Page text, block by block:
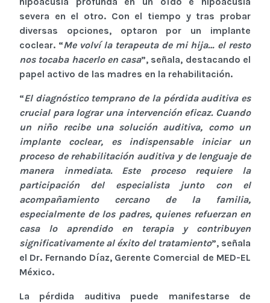
severa en el otro. Con el tiempo y tras probar
diversas opciones, optaron por un implante
coclear. “Me volví la terapeuta de mi hija… el resto
nos tocaba hacerlo en casa”, señala, destacando el
papel activo de las madres en la rehabilitación.
“El diagnóstico temprano de la pérdida auditiva es
crucial para lograr una intervención eficaz. Cuando
un niño recibe una solución auditiva, como un
implante coclear, es indispensable iniciar un
proceso de rehabilitación auditiva y de lenguaje de
manera inmediata. Este proceso requiere la
participación del especialista junto con el
acompañamiento cercano de la familia,
especialmente de los padres, quienes refuerzan en
casa lo aprendido en terapia y contribuyen
significativamente al éxito del tratamiento”, señala
el Dr. Fernando Díaz, Gerente Comercial de MED-EL
México.
La pérdida auditiva puede manifestarse de